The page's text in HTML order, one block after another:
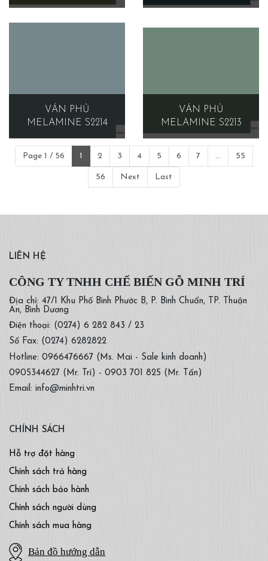
VÁN PHỦ
MELAMINE S2214
VÁN PHỦ
MELAMINE S2213
Page 1 / 56 1 2 3 4 5 6 7 ... 55
56 Next Last
LIÊN HỆ
CÔNG TY TNHH CHẾ BIẾN GỖ MINH TRÍ
Địa chỉ: 47/1 Khu Phố Bình Phước B, P. Bình Chuẩn, TP. Thuận
An, Bình Dương
Điện thoại: (0274) 6 282 843 / 23
Số Fax: (0274) 6282822
Hotline: 0966476667 (Ms. Mai - Sale kinh doanh)
0905344627 (Mr. Trí) - 0903 701 825 (Mr. Tấn)
Email: info@minhtri.vn
CHÍNH SÁCH
Hỗ trợ đặt hàng
Chính sách trả hàng
Chính sách bảo hành
Chính sách người dùng
Chính sách mua hàng
Bản đồ hướng dẫn